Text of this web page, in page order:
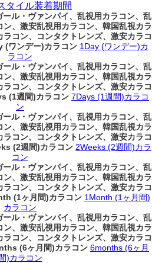
タイル装着期間
ル・ヴァンパイ、乱視用カラコン、乱
、激安乱視用カラコン、韓国乱視カラ
コン、コンタクトレンズ、激安カラコ
(ワンデー)カラコン 1Day (ワンデー)カ
ラコン
ル・ヴァンパイ、乱視用カラコン、乱
、激安乱視用カラコン、韓国乱視カラ
コン、コンタクトレンズ、激安カラコ
(1週間)カラコン 7Days (1週間)カラコ
ン
ル・ヴァンパイ、乱視用カラコン、乱
、激安乱視用カラコン、韓国乱視カラ
コン、コンタクトレンズ、激安カラコ
(2週間)カラコン 2Weeks (2週間)カラ
コン
ル・ヴァンパイ、乱視用カラコン、乱
、激安乱視用カラコン、韓国乱視カラ
コン、コンタクトレンズ、激安カラコ
(1ヶ月間)カラコン 1Month (1ヶ月間)
カラコン
ル・ヴァンパイ、乱視用カラコン、乱
、激安乱視用カラコン、韓国乱視カラ
コン、コンタクトレンズ、激安カラコ
(6ヶ月間)カラコン 6months (6ヶ月
)カラコン